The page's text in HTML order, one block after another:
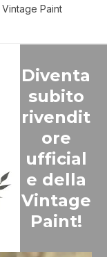
Paint
Diventa
subito
rivendit
ore
ufficial
e della
Vintage
Paint!